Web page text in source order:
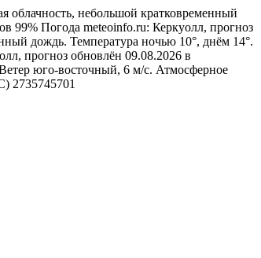
облачность, небольшой кратковременный
99% Погода meteoinfo.ru: Керкуолл, прогноз
дождь. Температура ночью 10°, днём 14°.
прогноз обновлён 09.08.2026 в
юго-восточный, 6 м/с. Атмосферное
2735745701